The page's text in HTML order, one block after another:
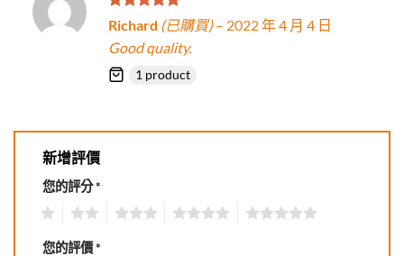
評分5滿
分 5
Richard (已購買) – 2022 年 4 月 4 日
Good quality.
1 product
新增評價
您的評分*
您的評價*